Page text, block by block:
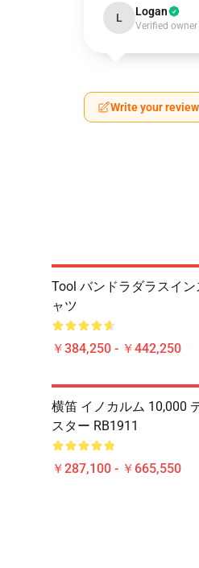
L Logan
Verified owner
Write your review
Tool バンドラダラスイ
ャツ
￥384,250 - ￥442,250
横笛 イノカルム 10,000
スター RB1911
￥287,100 - ￥665,550